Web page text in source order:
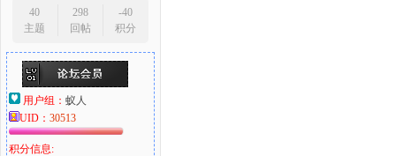
40
主题
298
回帖
-40
积分
用户组： 蚁人
UID： 30513
积分信息: